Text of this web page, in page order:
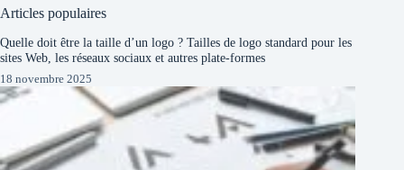
Articles populaires
Quelle doit être la taille d’un logo ? Tailles de logo standard pour les
sites Web, les réseaux sociaux et autres plate-formes
18 novembre 2025